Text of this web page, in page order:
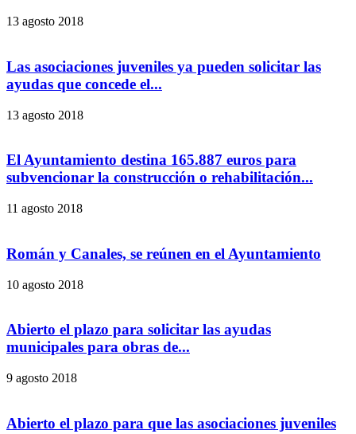
13 agosto 2018
Las asociaciones juveniles ya pueden solicitar las
ayudas que concede el...
13 agosto 2018
El Ayuntamiento destina 165.887 euros para
subvencionar la construcción o rehabilitación...
11 agosto 2018
Román y Canales, se reúnen en el Ayuntamiento
10 agosto 2018
Abierto el plazo para solicitar las ayudas
municipales para obras de...
9 agosto 2018
Abierto el plazo para que las asociaciones juveniles